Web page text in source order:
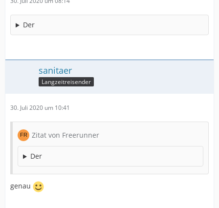
Der
sanitaer
Langzeitreisender
30. Juli 2020 um 10:41
Zitat von Freerunner
Der
genau